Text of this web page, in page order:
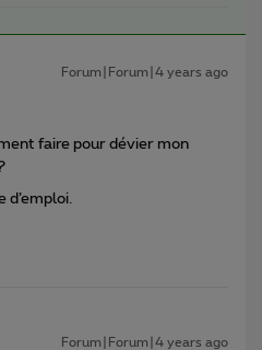
Forum|Forum|4 years ago
faire pour dévier mon
d’emploi.
Forum|Forum|4 years ago